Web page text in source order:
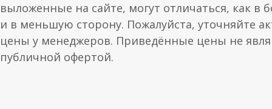
выложенные на сайте, могут отличаться, как в
и в меньшую сторону. Пожалуйста, уточняйте
цены у менеджеров. Приведённые цены не
публичной офертой.